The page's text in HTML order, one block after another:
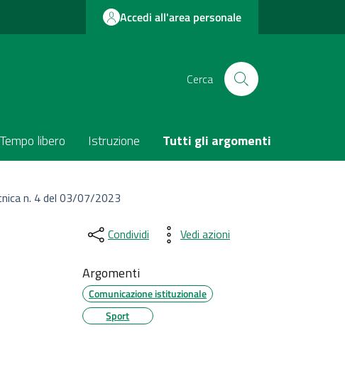
Accedi all'area personale
Cerca
Tempo libero Istruzione Tutti gli argomenti
n. 4 del 03/07/2023
Condividi Vedi azioni
Argomenti
Comunicazione istituzionale
Sport